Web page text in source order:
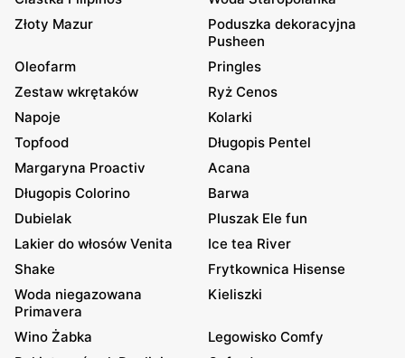
Złoty Mazur
Poduszka dekoracyjna
Pusheen
Oleofarm
Pringles
Zestaw wkrętaków
Ryż Cenos
Napoje
Kolarki
Topfood
Długopis Pentel
Margaryna Proactiv
Acana
Długopis Colorino
Barwa
Dubielak
Pluszak Ele fun
Lakier do włosów Venita
Ice tea River
Shake
Frytkownica Hisense
Woda niegazowana
Primavera
Kieliszki
Wino Żabka
Legowisko Comfy